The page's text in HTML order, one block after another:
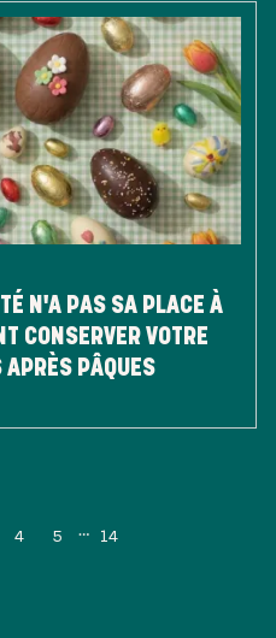
N'A PAS SA PLACE À
CONSERVER VOTRE
APRÈS PÂQUES
4 5 14